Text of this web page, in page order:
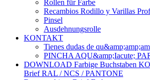
Rollen für Farbe
Recambios Rodillo y Varillas
Pinsel
Ausdehnungsrolle
KONTAKT
Tienes dudas de
PINCHA AQU&amp;Iacute;
DOWNLOAD Farbige Buchstaben
Brief RAL / NCS / PANTONE